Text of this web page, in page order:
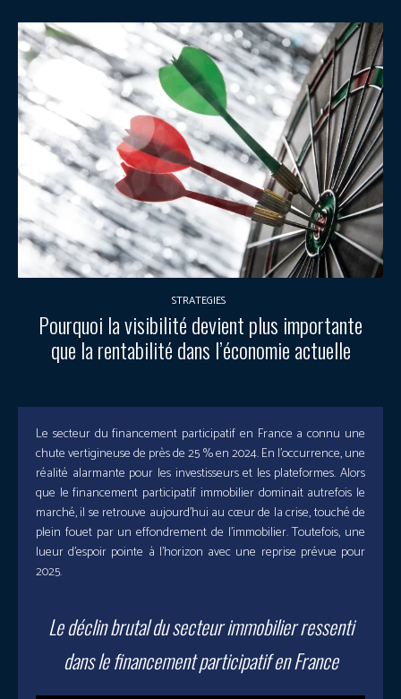
STRATEGIES
Pourquoi la visibilité devient plus importante
que la rentabilité dans l’économie actuelle
Le secteur du financement participatif en France a connu une
chute vertigineuse de près de 25 % en 2024. En l’occurrence, une
réalité alarmante pour les investisseurs et les plateformes. Alors
que le financement participatif immobilier dominait autrefois le
marché, il se retrouve aujourd’hui au cœur de la crise, touché de
plein fouet par un effondrement de l’immobilier. Toutefois, une
lueur d’espoir pointe à l’horizon avec une reprise prévue pour
2025.
Le déclin brutal du secteur immobilier ressenti
dans le financement participatif en France